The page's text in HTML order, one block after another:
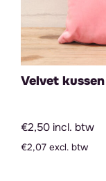
Velvet
€2,50 incl. btw
€2,07 excl. btw